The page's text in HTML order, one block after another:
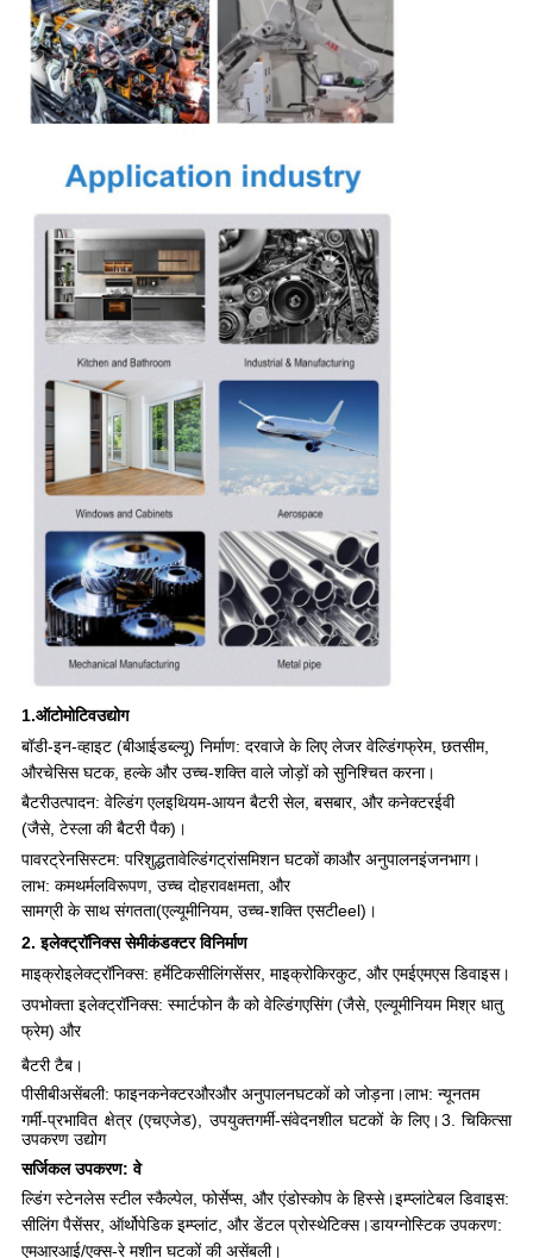
1.ऑटोमोटिवउद्योग
बॉडी-इन-व्हाइट (बीआईडब्ल्यू) निर्माण: दरवाजे के लिए लेजर वेल्डिंगफ्रेम, छतसीम,
औरचेसिस घटक, हल्के और उच्च-शक्ति वाले जोड़ों को सुनिश्चित करना।
बैटरीउत्पादन: वेल्डिंग एलइथियम-आयन बैटरी सेल, बसबार, और कनेक्टरईवी
(जैसे, टेस्ला की बैटरी पैक)।
पावरट्रेनसिस्टम: परिशुद्धतावेल्डिंगट्रांसमिशन घटकों काऔर अनुपालनइंजनभाग।
लाभ: कमथर्मलविरूपण, उच्च दोहरावक्षमता, और
सामग्री के साथ संगतता(एल्यूमीनियम, उच्च-शक्ति एसटीeel)।
2. इलेक्ट्रॉनिक्स सेमीकंडक्टर विनिर्माण
माइक्रोइलेक्ट्रॉनिक्स: हर्मेटिकसीलिंगसेंसर, माइक्रोकिरकुट, और एमईएमएस डिवाइस।
उपभोक्ता इलेक्ट्रॉनिक्स: स्मार्टफोन कै को वेल्डिंगएसिंग (जैसे, एल्यूमीनियम मिश्र धातु
फ्रेम) और
बैटरी टैब।
पीसीबीअसेंबली: फाइनकनेक्टरऔरऔर अनुपालनघटकों को जोड़ना।लाभ: न्यूनतम
गर्मी-प्रभावित क्षेत्र (एचएजेड), उपयुक्तगर्मी-संवेदनशील घटकों के लिए।3. चिकित्सा
उपकरण उद्योग
सर्जिकल उपकरण: वे
ल्डिंग स्टेनलेस स्टील स्कैल्पेल, फोर्सेप्स, और एंडोस्कोप के हिस्से।इम्प्लांटेबल डिवाइस:
सीलिंग पैसेंसर, ऑर्थोपेडिक इम्प्लांट, और डेंटल प्रोस्थेटिक्स।डायग्नोस्टिक उपकरण:
एमआरआई/एक्स-रे मशीन घटकों की असेंबली।